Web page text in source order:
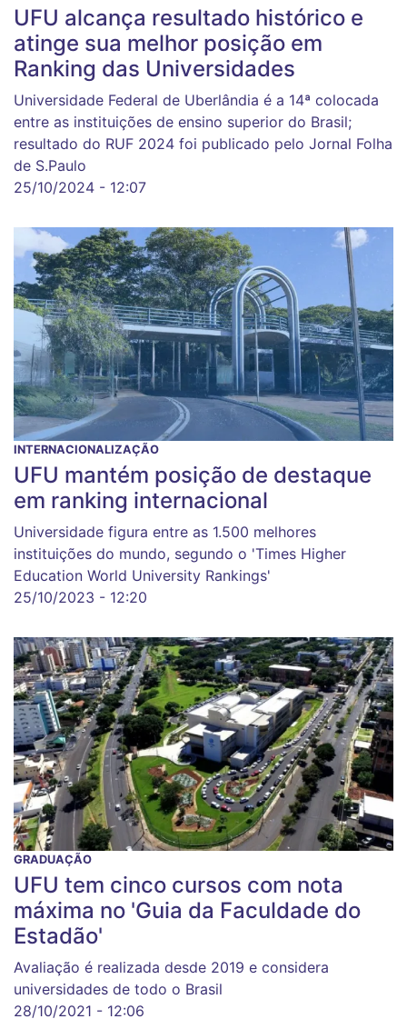
UFU alcança resultado histórico e
atinge sua melhor posição em
Ranking das Universidades
Universidade Federal de Uberlândia é a 14ª colocada
entre as instituições de ensino superior do Brasil;
resultado do RUF 2024 foi publicado pelo Jornal Folha
de S.Paulo
25/10/2024 - 12:07
INTERNACIONALIZAÇÃO
UFU mantém posição de destaque
em ranking internacional
Universidade figura entre as 1.500 melhores
instituições do mundo, segundo o 'Times Higher
Education World University Rankings'
25/10/2023 - 12:20
GRADUAÇÃO
UFU tem cinco cursos com nota
máxima no 'Guia da Faculdade do
Estadão'
Avaliação é realizada desde 2019 e considera
universidades de todo o Brasil
28/10/2021 - 12:06